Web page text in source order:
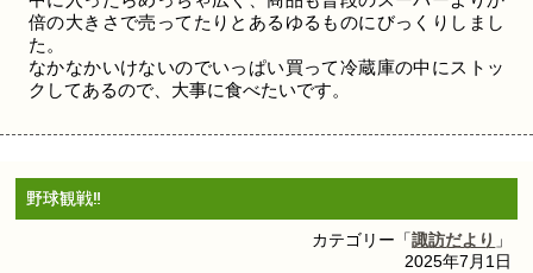
倍の大きさで売ってたりとあるゆるものにびっくりしまし
た。
なかなかいけないのでいっぱい買って冷蔵庫の中にストッ
クしてあるので、大事に食べたいです。
野球観戦‼
カテゴリー「諏訪だより 」
2025年7月1日